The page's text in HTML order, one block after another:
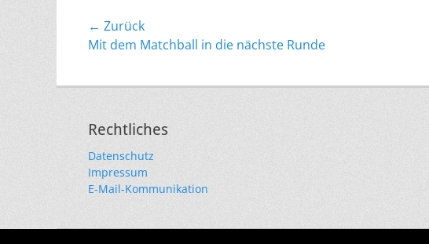
Beitragsnavigation
← Zurück
Vorheriger
Mit dem Matchball in die nächste Runde
Rechtliches
Datenschutz
Impressum
E-Mail-Kommunikation